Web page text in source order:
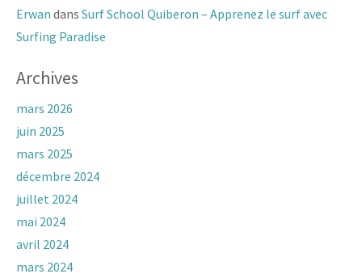
Erwan dans Surf School Quiberon – Apprenez le surf avec
Surfing Paradise
Archives
mars 2026
juin 2025
mars 2025
décembre 2024
juillet 2024
mai 2024
avril 2024
mars 2024